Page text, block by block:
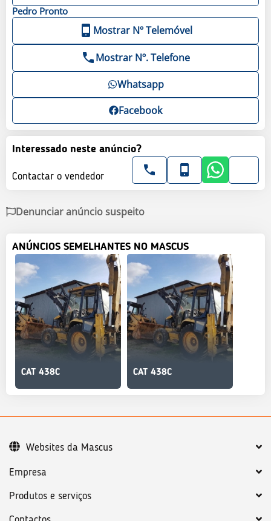
Pedro Pronto
Mostrar Nº Telemóvel
Mostrar Nº. Telefone
Whatsapp
Facebook
Interessado neste anúncio?
Contactar o vendedor
Denunciar anúncio suspeito
ANÚNCIOS SEMELHANTES NO MASCUS
CAT 438C CAT 438C
Empresa
Produtos e serviços
Websites da Mascus